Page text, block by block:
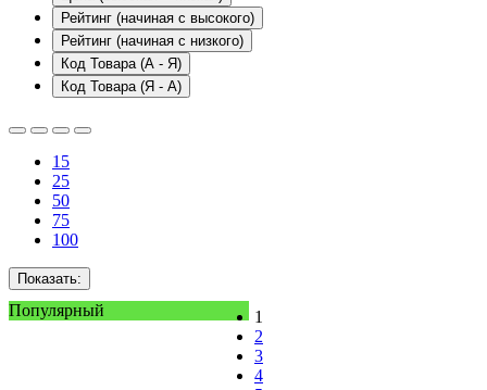
Рейтинг (начиная с высокого)
Рейтинг (начиная с низкого)
Код Товара (А - Я)
Код Товара (Я - А)
15
25
50
75
100
Показать:
Популярный
1
2
3
4